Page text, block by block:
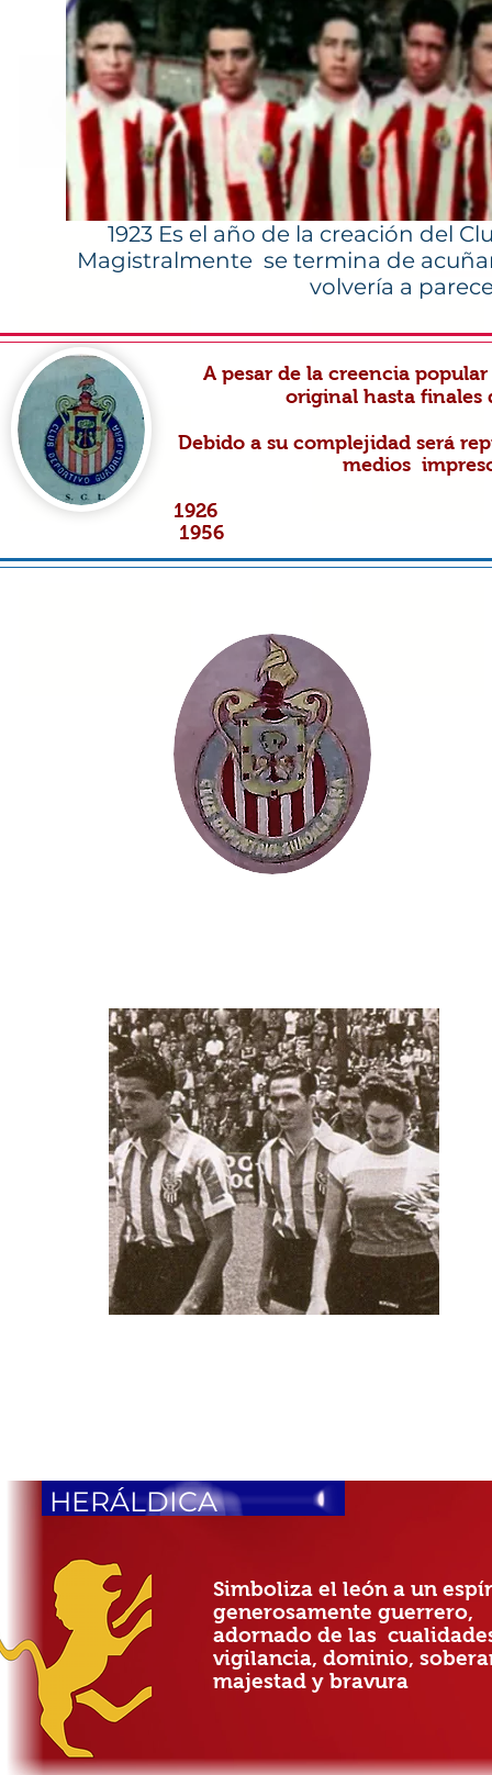
1923 Es el año de la creación del
Magistralmente se termina de
volvería a
A pesar de la creencia
original hasta finales
Debido a su complejidad será
medios
1956
Simboliza el león a un
generosamente guerrero,
adornado de las
vigilancia, dominio,
majestad y bravura
HERÁLDICA